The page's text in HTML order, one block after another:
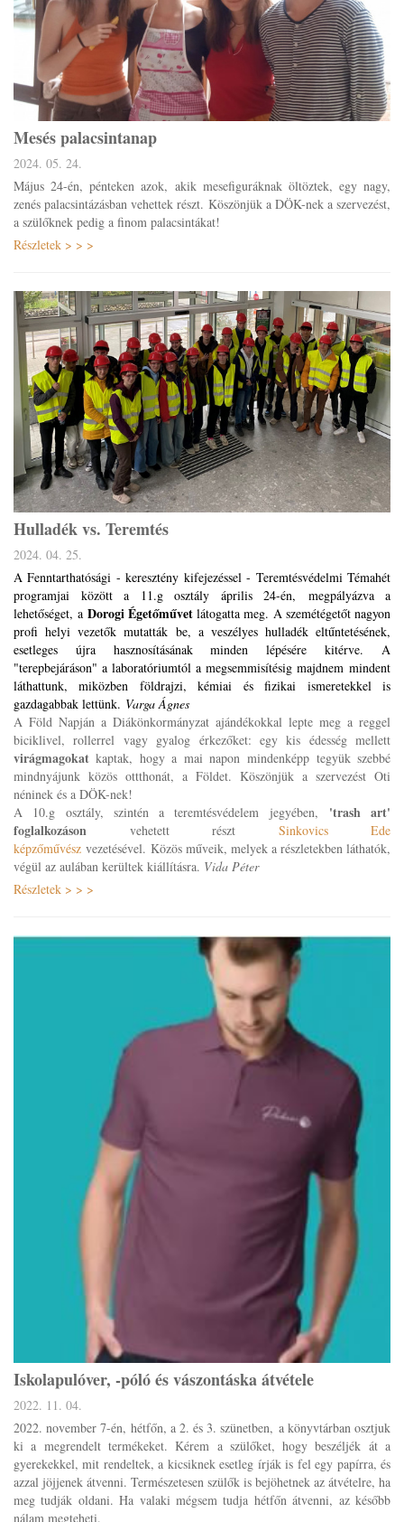
Mesés palacsintanap
2024. 05. 24.
Május 24-én, pénteken azok, akik mesefiguráknak öltöztek, egy nagy,
zenés palacsintázásban vehettek részt. Köszönjük a DÖK-nek a szervezést,
a szülőknek pedig a finom palacsintákat!
Részletek > > >
Hulladék vs. Teremtés
2024. 04. 25.
A Fenntarthatósági - keresztény kifejezéssel - Teremtésvédelmi Témahét
programjai között a 11.g osztály április 24-én, megpályázva a
lehetőséget, a Dorogi Égetőművetlátogatta meg. A szemétégetőt nagyon
profi helyi vezetők mutatták be, a veszélyes hulladék eltűntetésének,
esetleges újra hasznosításának minden lépésére kitérve. A
"terepbejáráson" a laboratóriumtól a megsemmisítésig majdnem mindent
láthattunk, miközben földrajzi, kémiai és fizikai ismeretekkel is
gazdagabbak lettünk. Varga Ágnes
A Föld Napján a Diákönkormányzat ajándékokkal lepte meg a reggel
biciklivel, rollerrel vagy gyalog érkezőket: egy kis édesség mellett
virágmagokat kaptak, hogy a mai napon mindenképp tegyük szebbé
mindnyájunk közös ottthonát, a Földet. Köszönjük a szervezést Oti
néninek és a DÖK-nek!
A 10.g osztály, szintén a teremtésvédelem jegyében, 'trash art'
foglalkozáson vehetett részt Sinkovics Ede
képzőművész vezetésével. Közös műveik, melyek a részletekben láthatók,
végül az aulában kerültek kiállításra. Vida Péter
Részletek > > >
Iskolapulóver, -póló és vászontáska átvétele
2022. 11. 04.
2022. november 7-én, hétfőn, a 2. és 3. szünetben, a könyvtárban osztjuk
ki a megrendelt termékeket. Kérem a szülőket, hogy beszéljék át a
gyerekekkel, mit rendeltek, a kicsiknek esetleg írják is fel egy papírra, és
azzal jöjjenek átvenni. Természetesen szülők is bejöhetnek az átvételre, ha
meg tudják oldani. Ha valaki mégsem tudja hétfőn átvenni, az később
nálam megteheti.